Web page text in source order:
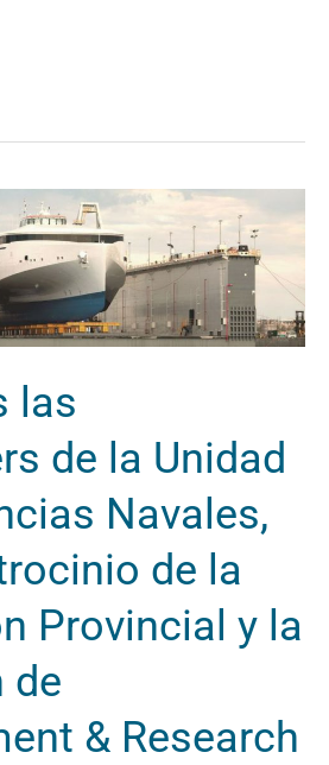
las
de la Unidad
Navales,
de la
Provincial y la
de
& Research